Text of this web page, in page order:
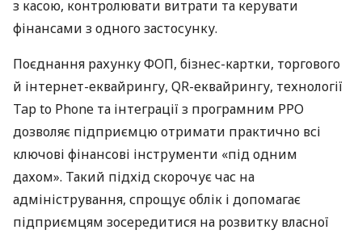
з касою, контролювати витрати та керувати
фінансами з одного застосунку.
Поєднання рахунку ФОП, бізнес-картки, торгового
й інтернет-еквайрингу, QR-еквайрингу, технології
Tap to Phone та інтеграції з програмним РРО
дозволяє підприємцю отримати практично всі
ключові фінансові інструменти «під одним
дахом». Такий підхід скорочує час на
адміністрування, спрощує облік і допомагає
підприємцям зосередитися на розвитку власної